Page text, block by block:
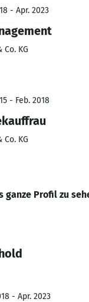
- Apr. 2023
KG
- Feb. 2018
KG
ganze Profil zu
- Apr. 2023